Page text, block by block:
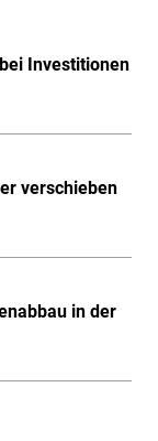
Investitionen
verschieben
in der